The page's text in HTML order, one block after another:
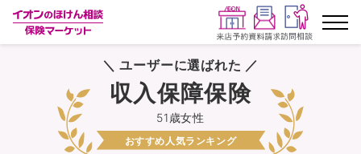
ランキングから探す
保険を比較する
＼ ユーザーに選ばれた ／
51歳女性
収入保障保険
おすすめ人気ランキング